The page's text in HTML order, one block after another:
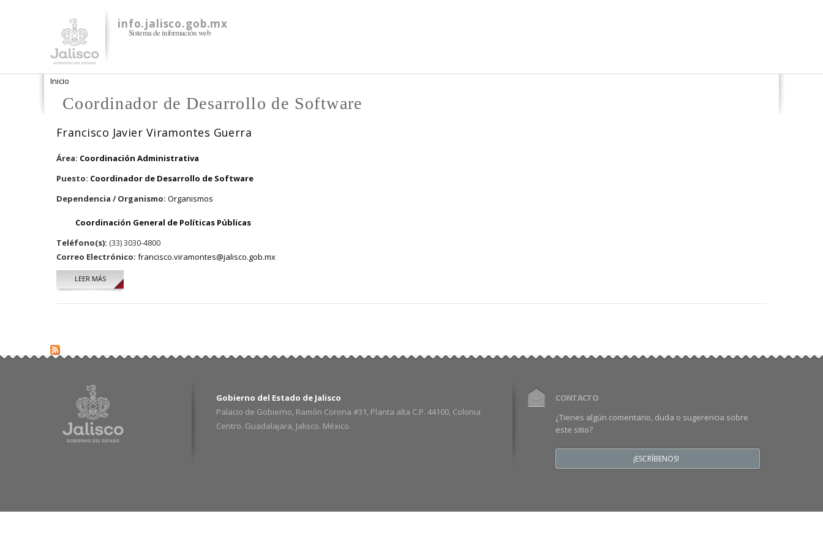
info.jalisco.gob.mx
Sistema de información web
Se encuentra usted aquí
Inicio
Coordinador de Desarrollo de Software
Francisco Javier Viramontes Guerra
Área: Coordinación Administrativa
Puesto: Coordinador de Desarrollo de Software
Dependencia / Organismo: Organismos
Coordinación General de Políticas Públicas
Teléfono(s): (33) 3030-4800
Correo Electrónico: francisco.viramontes@jalisco.gob.mx
LEER MÁSSOBRE FRANCISCO JAVIER VIRAMONTES GUERRA
Gobierno del Estado de Jalisco
Palacio de Gobierno, Ramón Corona #31, Planta alta C.P. 44100, Colonia
Centro. Guadalajara, Jalisco. México.
CONTACTO
¿Tienes algún comentario, duda o sugerencia sobre
este sitio?
¡ESCRÍBENOS!